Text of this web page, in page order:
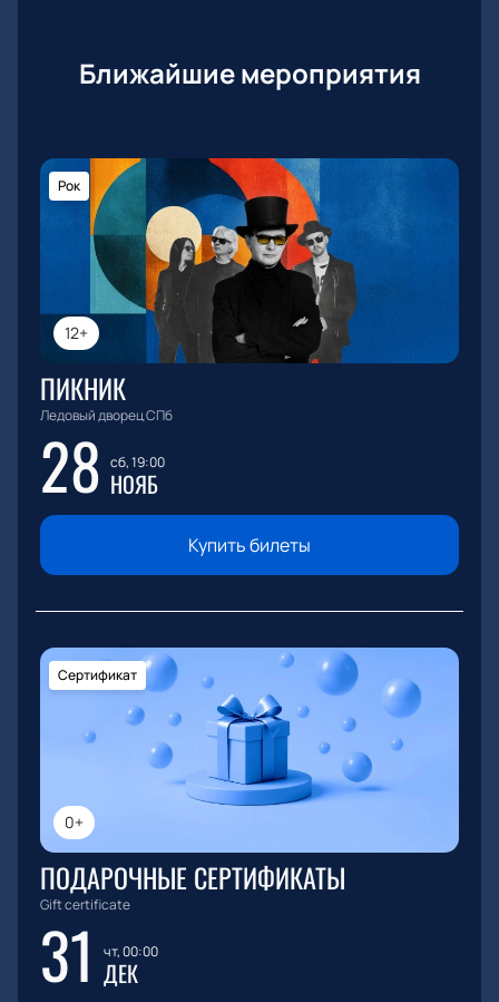
Ближайшие мероприятия
12+
Рок
ПИКНИК
Ледовый дворец СПб
28 сб, 19:00
НОЯБ
Купить билеты
0+
Сертификат
ПОДАРОЧНЫЕ СЕРТИФИКАТЫ
Gift certificate
31 чт, 00:00
ДЕК